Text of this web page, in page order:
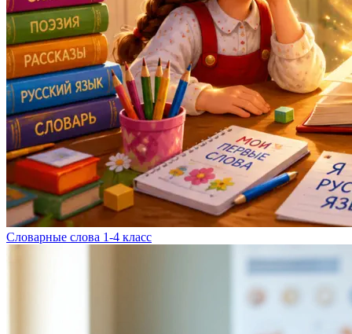
Словарные слова 1-4 класс